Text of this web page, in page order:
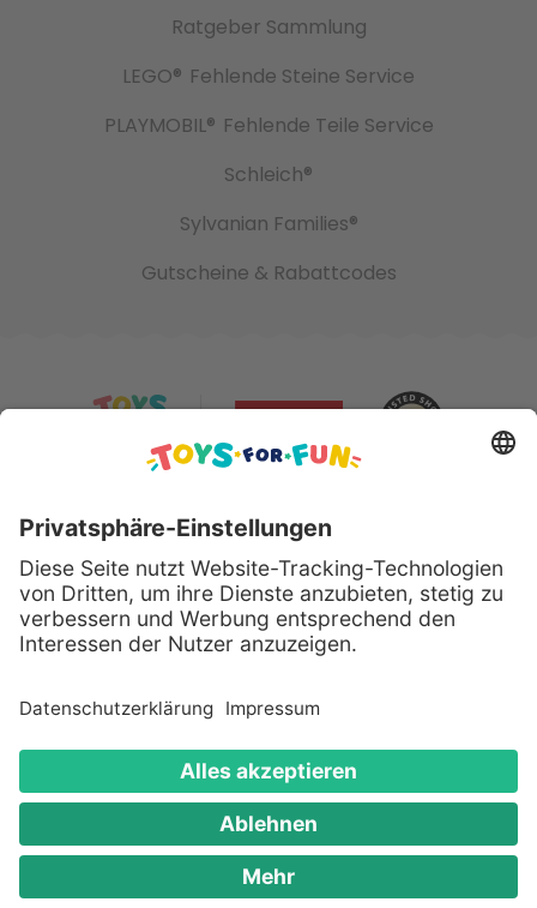
Ratgeber Sammlung
LEGO® Fehlende Steine Service
PLAYMOBIL® Fehlende Teile Service
Schleich®
Sylvanian Families®
Gutscheine & Rabattcodes
Sicher bezahlen mit:
Alle genannten Produkte und Logos sind eingetragene
Warenzeichen der jeweiligen Hersteller.
Copyright © 2008 - 2026 Toys for Fun GmbH - Alle
Rechte vorbehalten